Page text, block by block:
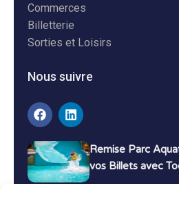
Commerces
Billetterie
Sorties et Loisirs
Nous suivre
Remise Parc
vos Billets avec